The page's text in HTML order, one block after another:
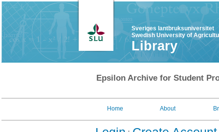
Sveriges lantbruksuniversitet
Swedish University of
Library
Epsilon Archive for Student
Home About